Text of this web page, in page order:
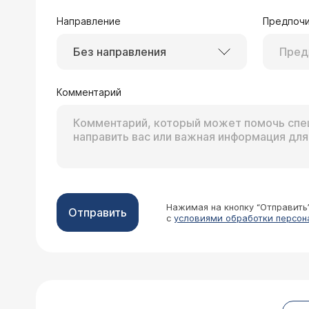
23.11.2024 Анна, 24 года, Краснодар
было в норме. Сдала АНТИ
правая доля 46х14х15, левая доля
эхогенность нормальная,очаговых
Анна, здравствуйте.
повышенный, по
мной. Обсудим все
Направление
Без направления
Комментарий
Отправить
Нажимая на кнопку
с условиями обработки